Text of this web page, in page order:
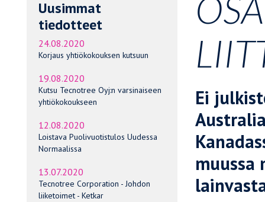
Uusimmat
tiedotteet
24.08.2020
Korjaus yhtiökokouksen kutsuun
19.08.2020
Kutsu Tecnotree Oyj:n varsinaiseen
yhtiökokoukseen
12.08.2020
Loistava Puolivuotistulos Uudessa
Normaalissa
13.07.2020
Tecnotree Corporation - Johdon
liiketoimet - Ketkar
Ei
muussa